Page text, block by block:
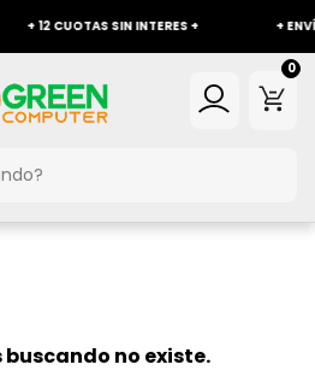
+ 12 CUOTAS SIN INTERES + + ENVÍO
0
no existe.